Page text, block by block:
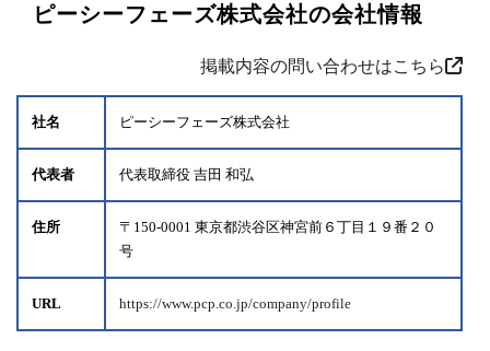
ピーシーフェーズ株式会社の会社情報
掲載内容の問い合わせはこちら
社名 ピーシーフェーズ株式会社
代表者 代表取締役 吉田 和弘
住所
〒150-0001 東京都渋谷区神宮前６丁目１９番２０
号
URL https://www.pcp.co.jp/company/profile